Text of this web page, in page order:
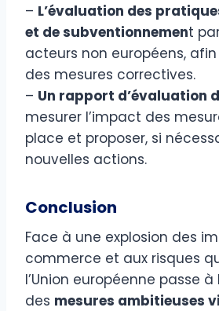
– L’évaluation des
et de subventionnement
acteurs non européens, afin
des mesures correctives.
– Un rapport d’évaluation
mesurer l’impact des
place et proposer, si
nouvelles actions.
Conclusion
Face à une explosion des
commerce et aux risques
l’Union européenne passe
des mesures ambitieuses